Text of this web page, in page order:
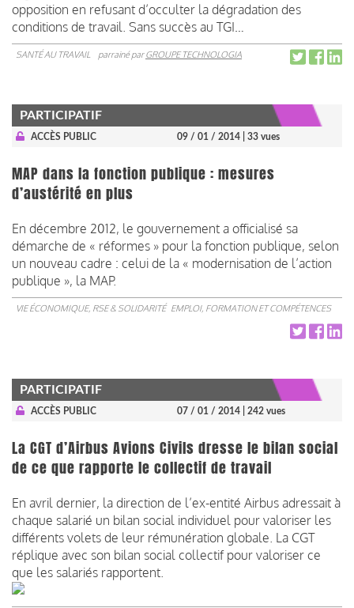
opposition en refusant d’occulter la dégradation des
conditions de travail. Sans succès au TGI…
SANTÉ AU TRAVAIL parrainé parGROUPE TECHNOLOGIA
PARTICIPATIF
ACCÈS PUBLIC 09 / 01 / 2014 | 33 vues
MAP dans la fonction publique : mesures
d’austérité en plus
En décembre 2012, le gouvernement a officialisé sa
démarche de « réformes » pour la fonction publique, selon
un nouveau cadre : celui de la « modernisation de l’action
publique », la MAP.
VIE ÉCONOMIQUE, RSE & SOLIDARITÉ EMPLOI, FORMATION ET COMPÉTENCES
PARTICIPATIF
ACCÈS PUBLIC 07 / 01 / 2014 | 242 vues
La CGT d’Airbus Avions Civils dresse le bilan social
de ce que rapporte le collectif de travail
En avril dernier, la direction de l’ex-entité Airbus adressait à
chaque salarié un bilan social individuel pour valoriser les
différents volets de leur rémunération globale. La CGT
réplique avec son bilan social collectif pour valoriser ce
que les salariés rapportent.